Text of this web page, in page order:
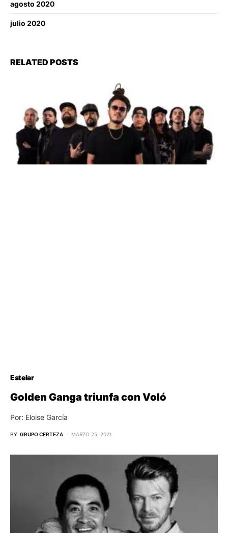
agosto 2020
julio 2020
RELATED POSTS
Estelar
Golden Ganga triunfa con Voló
Por: Eloise García
BY GRUPO CERTEZA MARZO 25, 2021